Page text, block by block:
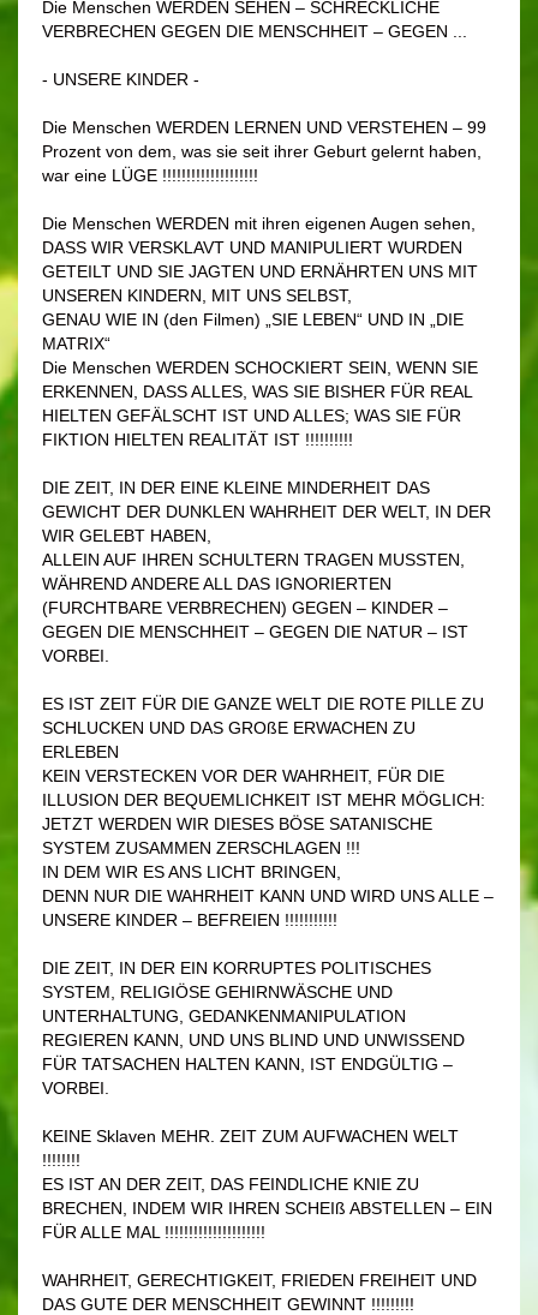
Die Menschen WERDEN SEHEN – SCHRECKLICHE
VERBRECHEN GEGEN DIE MENSCHHEIT – GEGEN ...
- UNSERE KINDER -
Die Menschen WERDEN LERNEN UND VERSTEHEN – 99
Prozent von dem, was sie seit ihrer Geburt gelernt haben,
war eine LÜGE !!!!!!!!!!!!!!!!!!!!
Die Menschen WERDEN mit ihren eigenen Augen sehen,
DASS WIR VERSKLAVT UND MANIPULIERT WURDEN
GETEILT UND SIE JAGTEN UND ERNÄHRTEN UNS MIT
UNSEREN KINDERN, MIT UNS SELBST,
GENAU WIE IN (den Filmen) „SIE LEBEN“ UND IN „DIE
MATRIX“
Die Menschen WERDEN SCHOCKIERT SEIN, WENN SIE
ERKENNEN, DASS ALLES, WAS SIE BISHER FÜR REAL
HIELTEN GEFÄLSCHT IST UND ALLES; WAS SIE FÜR
FIKTION HIELTEN REALITÄT IST !!!!!!!!!!
DIE ZEIT, IN DER EINE KLEINE MINDERHEIT DAS
GEWICHT DER DUNKLEN WAHRHEIT DER WELT, IN DER
WIR GELEBT HABEN,
ALLEIN AUF IHREN SCHULTERN TRAGEN MUSSTEN,
WÄHREND ANDERE ALL DAS IGNORIERTEN
(FURCHTBARE VERBRECHEN) GEGEN – KINDER –
GEGEN DIE MENSCHHEIT – GEGEN DIE NATUR – IST
VORBEI.
ES IST ZEIT FÜR DIE GANZE WELT DIE ROTE PILLE ZU
SCHLUCKEN UND DAS GROßE ERWACHEN ZU
ERLEBEN
KEIN VERSTECKEN VOR DER WAHRHEIT, FÜR DIE
ILLUSION DER BEQUEMLICHKEIT IST MEHR MÖGLICH:
JETZT WERDEN WIR DIESES BÖSE SATANISCHE
SYSTEM ZUSAMMEN ZERSCHLAGEN !!!
IN DEM WIR ES ANS LICHT BRINGEN,
DENN NUR DIE WAHRHEIT KANN UND WIRD UNS ALLE –
UNSERE KINDER – BEFREIEN !!!!!!!!!!!
DIE ZEIT, IN DER EIN KORRUPTES POLITISCHES
SYSTEM, RELIGIÖSE GEHIRNWÄSCHE UND
UNTERHALTUNG, GEDANKENMANIPULATION
REGIEREN KANN, UND UNS BLIND UND UNWISSEND
FÜR TATSACHEN HALTEN KANN, IST ENDGÜLTIG –
VORBEI.
KEINE Sklaven MEHR. ZEIT ZUM AUFWACHEN WELT
!!!!!!!!
ES IST AN DER ZEIT, DAS FEINDLICHE KNIE ZU
BRECHEN, INDEM WIR IHREN SCHEIß ABSTELLEN – EIN
FÜR ALLE MAL !!!!!!!!!!!!!!!!!!!!!
WAHRHEIT, GERECHTIGKEIT, FRIEDEN FREIHEIT UND
DAS GUTE DER MENSCHHEIT GEWINNT !!!!!!!!!